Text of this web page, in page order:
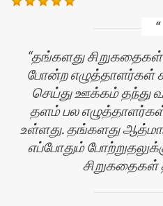
தங்களது
போன்ற எழுத்தாளர்கள்
செய்து ஊக்கம் தந்து
தளம் பல
உள்ளது. தங்களது
எப்போதும்
சிறுகதைகள்